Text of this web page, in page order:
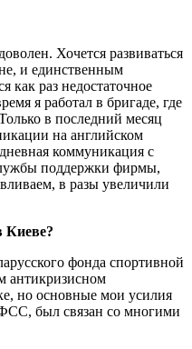
Хочется развиваться
и единственным
как раз недостаточное
я работал в бригаде, где
в последний месяц
на английском
коммуникация с
поддержки фирмы,
в разы увеличили
Киеве?
фонда спортивной
антикризисном
но основные мои усилия
был связан со многими